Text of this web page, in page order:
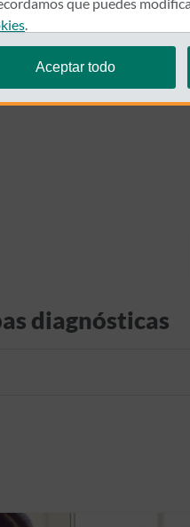
diagnósticas
Aceptar todo